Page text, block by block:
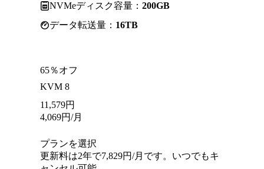
NVMeディスク容量： 200GB
データ転送量： 16TB
65％オフ
KVM 8
11,579円
4,069円/月
プランを選択
更新料は2年で7,829円/月です。いつでもキ